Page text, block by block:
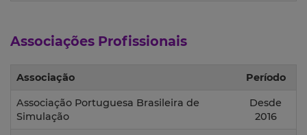
Associações Profissionais
Associação Período
Associação Portuguesa Brasileira de
Simulação
Desde
2016